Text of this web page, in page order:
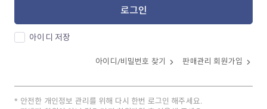
로그인
아이디 저장
아이디/비밀번호 찾기 판매관리 회원가입
안전한 개인정보 관리를 위해 다시 한번 로그인 해주세요.